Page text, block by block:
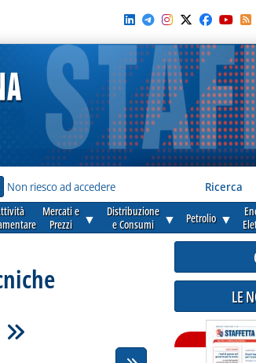
Non riesco ad accedere Ricerca
Mercati e
Prezzi
▼
Distribuzione
e Consumi
▼ Petrolio ▼
LE